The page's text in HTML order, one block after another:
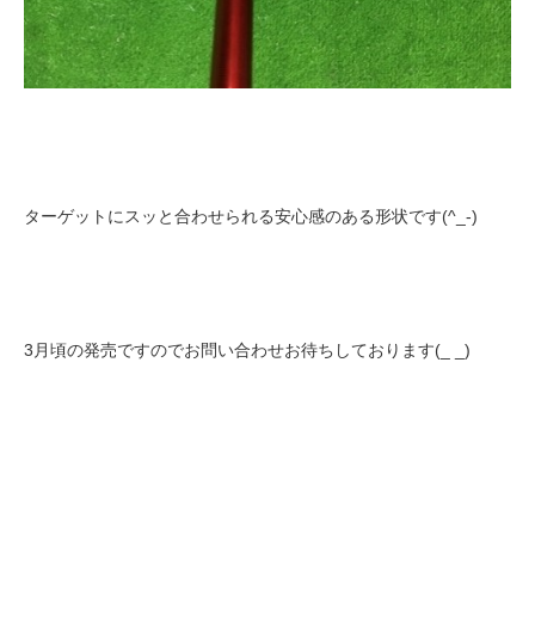
ターゲットにスッと合わせられる安心感のある形状です(^_-)
3月頃の発売ですのでお問い合わせお待ちしております(_ _)